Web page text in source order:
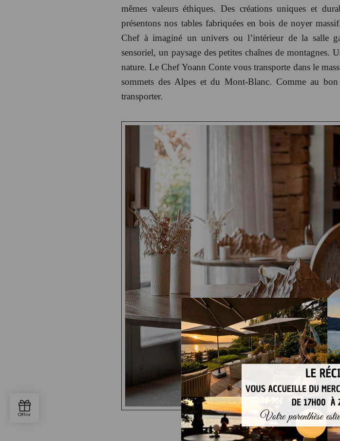
mêmes valeurs éthiques. Des créations uniques et
présentons nos tables fabriquées en bois de noyer
Chef à imaginé un univers ou l’intérieur de la salle
sensoriel, un paysage des petites chaînes de
nature. Le Chef Yoann Conte vous transporte dans le
sommets des Alpes et du Mont-Blanc. Comme au
transporter.
Notre démarche